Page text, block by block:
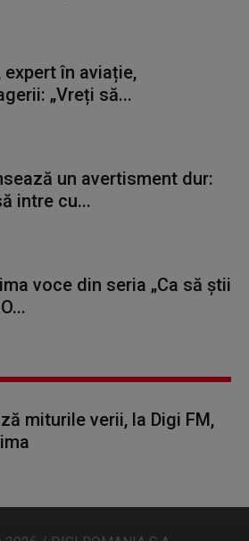
în aviație,
„Vreți să...
un avertisment dur:
intre cu...
voce din seria „Ca să știi
miturile verii, la Digi FM,